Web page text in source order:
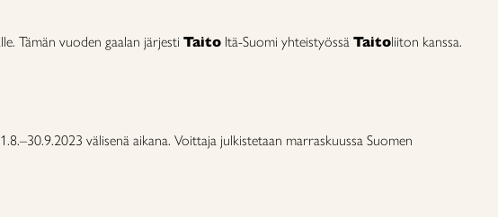
Tämän vuoden gaalan järjesti Taito Itä-Suomi yhteistyössä Taitoliiton kanssa.
välisenä aikana. Voittaja julkistetaan marraskuussa Suomen